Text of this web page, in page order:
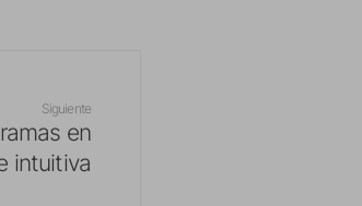
Siguiente
en
intuitiva